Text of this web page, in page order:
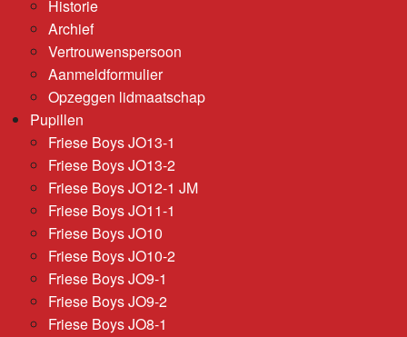
Historie
Archief
Vertrouwenspersoon
Aanmeldformulier
Opzeggen lidmaatschap
Pupillen
Friese Boys JO13-1
Friese Boys JO13-2
Friese Boys JO12-1 JM
Friese Boys JO11-1
Friese Boys JO10
Friese Boys JO10-2
Friese Boys JO9-1
Friese Boys JO9-2
Friese Boys JO8-1